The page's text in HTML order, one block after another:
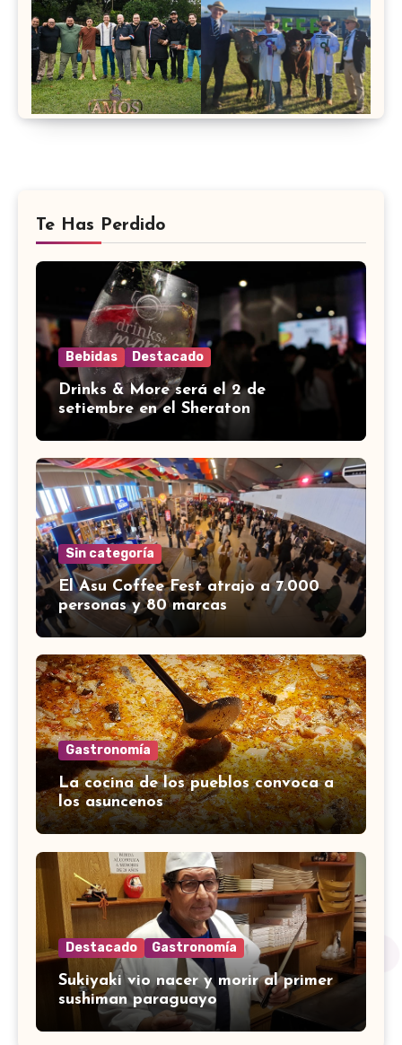
Te Has Perdido
Bebidas Destacado
Drinks & More será el 2 de
setiembre en el Sheraton
Sin categoría
El Asu Coffee Fest atrajo a 7.000
personas y 80 marcas
Gastronomía
La cocina de los pueblos convoca a
los asuncenos
Destacado Gastronomía
Sukiyaki vio nacer y morir al primer
sushiman paraguayo